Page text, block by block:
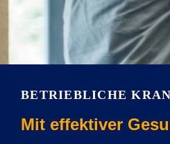
BETRIEBLICHE
Mit effektiver